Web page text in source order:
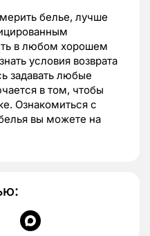
белье, лучше
в любом хорошем
условия возврата
задавать любые
в том, чтобы
Ознакомиться с
вы можете на